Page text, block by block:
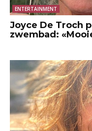
ENTERTAINMENT
Joyce De Troch
zwembad: